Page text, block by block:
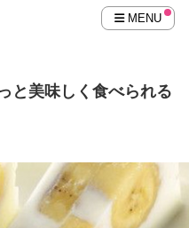
MENU
と美味しく食べられる